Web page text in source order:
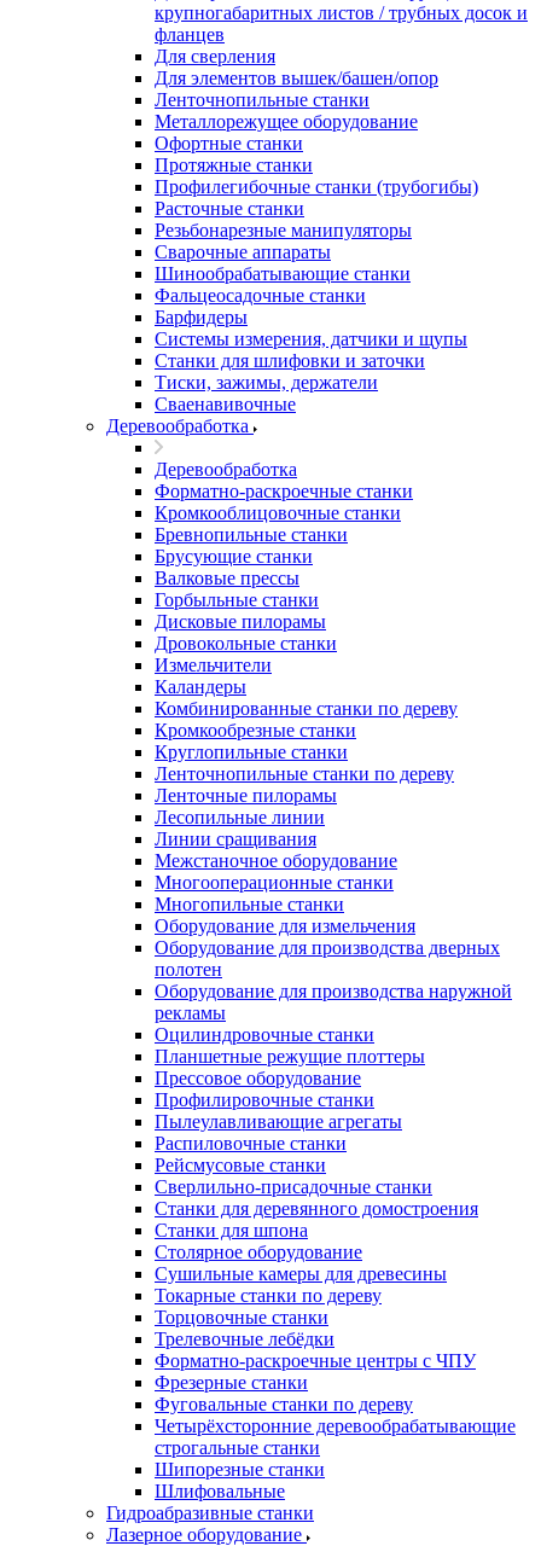
крупногабаритных листов / трубных досок и
фланцев
Для сверления
Для элементов вышек/башен/опор
Ленточнопильные станки
Металлорежущее оборудование
Офортные станки
Протяжные станки
Профилегибочные станки (трубогибы)
Расточные станки
Резьбонарезные манипуляторы
Сварочные аппараты
Шинообрабатывающие станки
Фальцеосадочные станки
Барфидеры
Системы измерения, датчики и щупы
Станки для шлифовки и заточки
Тиски, зажимы, держатели
Cваенавивочные
Деревообработка
Деревообработка
Форматно-раскроечные станки
Кромкооблицовочные станки
Бревнопильные станки
Брусующие станки
Валковые прессы
Горбыльные станки
Дисковые пилорамы
Дровокольные станки
Измельчители
Каландеры
Комбинированные станки по дереву
Кромкообрезные станки
Круглопильные станки
Ленточнопильные станки по дереву
Ленточные пилорамы
Лесопильные линии
Линии сращивания
Межстаночное оборудование
Многооперационные станки
Многопильные станки
Оборудование для измельчения
Оборудование для производства дверных
полотен
Оборудование для производства наружной
рекламы
Оцилиндровочные станки
Планшетные режущие плоттеры
Прессовое оборудование
Профилировочные станки
Пылеулавливающие агрегаты
Распиловочные станки
Рейсмусовые станки
Сверлильно-присадочные станки
Станки для деревянного домостроения
Станки для шпона
Столярное оборудование
Сушильные камеры для древесины
Токарные станки по дереву
Торцовочные станки
Трелевочные лебёдки
Форматно-раскроечные центры с ЧПУ
Фрезерные станки
Фуговальные станки по дереву
Четырёхсторонние деревообрабатывающие
строгальные станки
Шипорезные станки
Шлифовальные
Гидроабразивные станки
Лазерное оборудование